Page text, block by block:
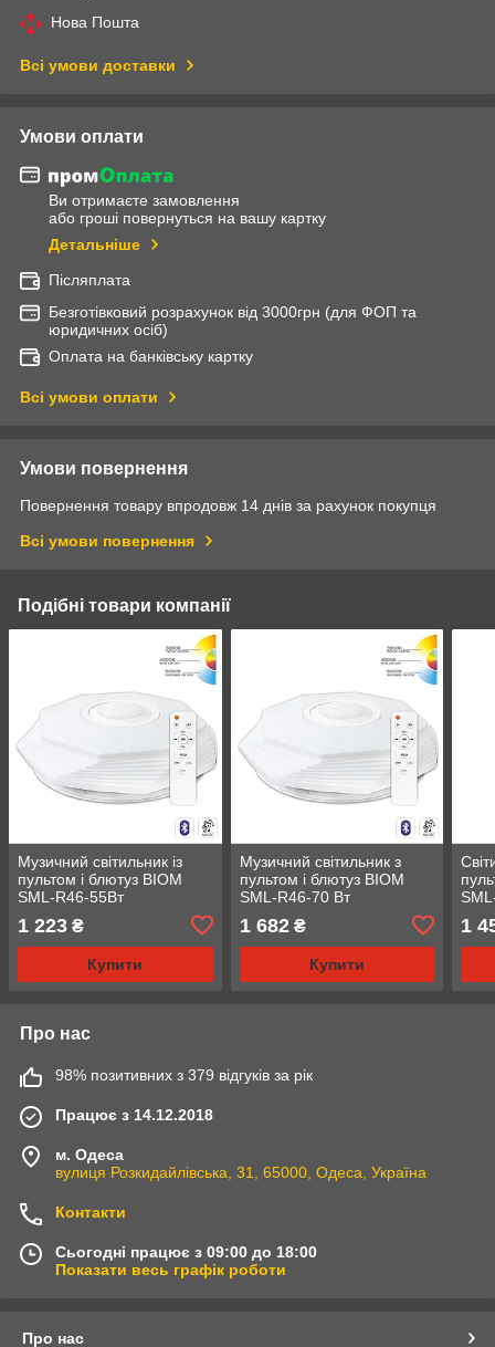
Нова Пошта
Всі умови доставки
Умови оплати
Ви отримаєте замовлення
або гроші повернуться на вашу картку
Детальніше
Післяплата
Безготівковий розрахунок від 3000грн (для ФОП та
юридичних осіб)
Оплата на банківську картку
Всі умови оплати
Умови повернення
Повернення товару впродовж 14 днів за рахунок покупця
Всі умови повернення
Подібні товари компанії
Музичний світильник із
пультом і блютуз BIOM
SML-R46-55Вт
1 223 ₴
Купити
Музичний світильник з
пультом і блютуз BIOM
SML-R46-70 Вт
1 682₴
Купити
1
Про нас
98% позитивних з 379 відгуків за рік
Працює з 14.12.2018
м. Одеса
вулиця Розкидайлівська, 31, 65000, Одеса, Україна
Контакти
Сьогодні працює з 09:00 до 18:00
Показати весь графік роботи
Про нас